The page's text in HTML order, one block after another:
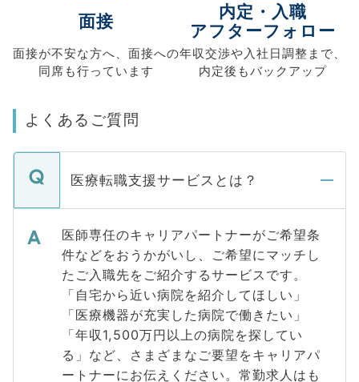
面接
面接が不安な方へ、 面接への
同席も行っています
内定・入職
アフターフォロー
年収交渉や入社日調整まで、
内定後もバックアップ
よくあるご質問
医療転職支援サービスとは？
医師専任のキャリアパートナーがご希望条
件などをおうかがいし、ご希望にマッチし
たご入職先をご紹介するサービスです。
「自宅から近い病院を紹介してほしい」
「医療機器が充実した病院で働きたい」
「年収1,500万円以上の病院を探してい
る」など、さまざまなご要望をキャリアパ
ートナーにお伝えください。常勤求人はも